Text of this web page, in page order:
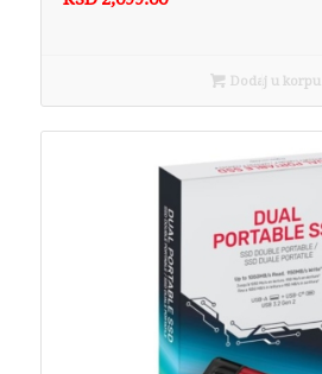
Dodaj u korpu